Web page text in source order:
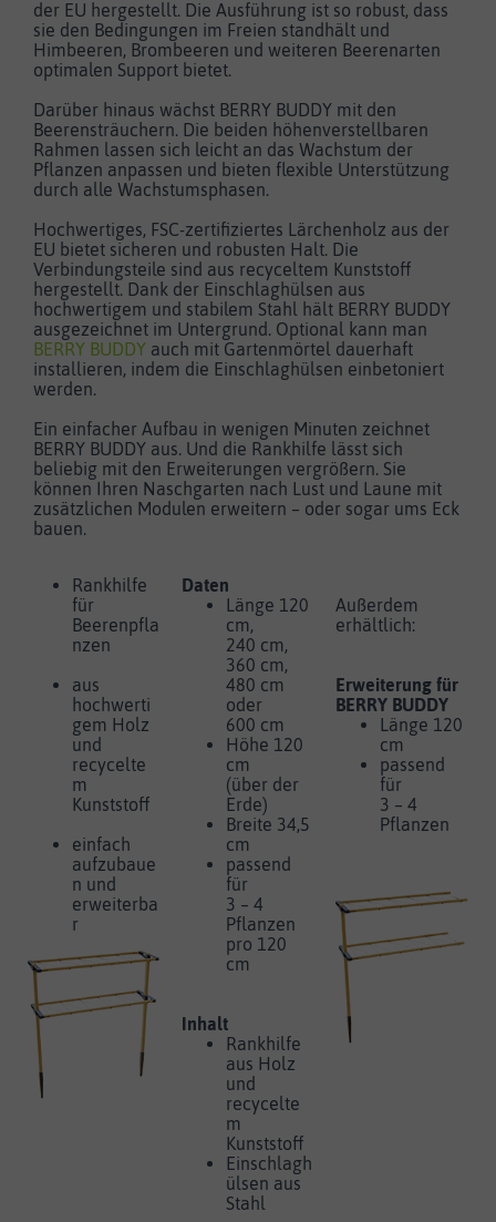
der EU hergestellt. Die Ausführung ist so robust, dass
sie den Bedingungen im Freien standhält und
Himbeeren, Brombeeren und weiteren Beerenarten
optimalen Support bietet.
Darüber hinaus wächst BERRY BUDDY mit den
Beerensträuchern. Die beiden höhenverstellbaren
Rahmen lassen sich leicht an das Wachstum der
Pflanzen anpassen und bieten flexible Unterstützung
durch alle Wachstumsphasen.
Hochwertiges, FSC-zertifiziertes Lärchenholz aus der
EU bietet sicheren und robusten Halt. Die
Verbindungsteile sind aus recyceltem Kunststoff
hergestellt. Dank der Einschlaghülsen aus
hochwertigem und stabilem Stahl hält BERRY BUDDY
ausgezeichnet im Untergrund. Optional kann man
BERRY BUDDY auch mit Gartenmörtel dauerhaft
installieren, indem die Einschlaghülsen einbetoniert
werden.
Ein einfacher Aufbau in wenigen Minuten zeichnet
BERRY BUDDY aus. Und die Rankhilfe lässt sich
beliebig mit den Erweiterungen vergrößern. Sie
können Ihren Naschgarten nach Lust und Laune mit
zusätzlichen Modulen erweitern – oder sogar ums Eck
bauen.
Rankhilfe
für
Beerenpfla
nzen
aus
hochwerti
gem Holz
und
recycelte
m
Kunststoff
einfach
aufzubaue
n und
erweiterba
r
Daten
Länge 120
cm,
240 cm,
360 cm,
480 cm
oder
600 cm
Höhe 120
cm
(über der
Erde)
Breite 34,5
cm
passend
für
3 – 4
Pflanzen
pro 120
cm
Inhalt
Rankhilfe
aus Holz
und
recycelte
m
Kunststoff
Einschlagh
ülsen aus
Stahl
Außerdem
erhältlich:
Erweiterung für
BERRY BUDDY
Länge 120
cm
passend
für
3 – 4
Pflanzen